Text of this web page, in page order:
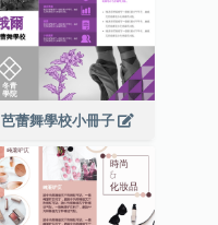
芭蕾舞學校小冊子